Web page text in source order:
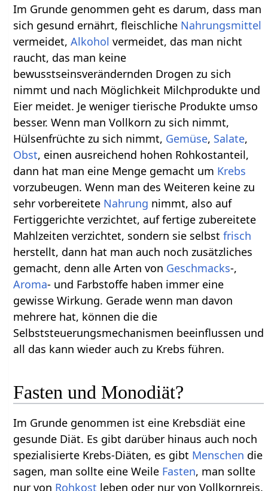
Im Grunde genommen geht es darum, dass man
sich gesund ernährt, fleischliche Nahrungsmittel
vermeidet,Alkohol vermeidet, das man nicht
raucht, das man keine
bewusstseinsverändernden Drogen zu sich
nimmt und nach Möglichkeit Milchprodukte und
Eier meidet. Je weniger tierische Produkte umso
besser. Wenn man Vollkorn zu sich nimmt,
Hülsenfrüchte zu sich nimmt, Gemüse, Salate,
Obst, einen ausreichend hohen Rohkostanteil,
dann hat man eine Menge gemacht um Krebs
vorzubeugen. Wenn man des Weiteren keine zu
sehr vorbereitete Nahrung nimmt, also auf
Fertiggerichte verzichtet, auf fertige zubereitete
Mahlzeiten verzichtet, sondern sie selbstfrisch
herstellt, dann hat man auch noch zusätzliches
gemacht, denn alle Arten von Geschmacks-,
Aroma- und Farbstoffe haben immer eine
gewisse Wirkung. Gerade wenn man davon
mehrere hat, können die die
Selbststeuerungsmechanismen beeinflussen und
all das kann wieder auch zu Krebs führen.
Fasten und Monodiät?
Im Grunde genommen ist eine Krebsdiät eine
gesunde Diät. Es gibt darüber hinaus auch noch
spezialisierte Krebs-Diäten, es gibt Menschen die
sagen, man sollte eine Weile Fasten, man sollte
nur von Rohkost leben oder nur von Vollkornreis.